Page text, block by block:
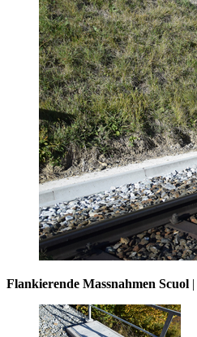
Flankierende Massnahmen Scuol |